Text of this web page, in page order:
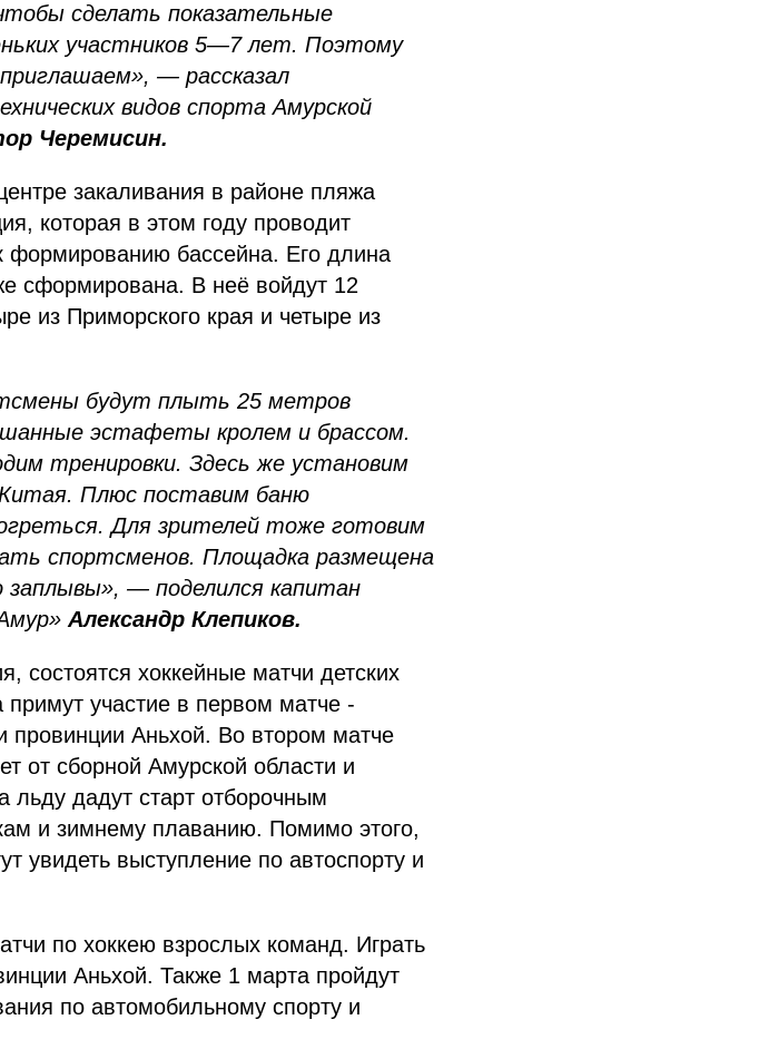
сделать показательные
участников 5—7 лет. Поэтому
— рассказал
видов спорта Амурской
Черемисин.
закаливания в районе пляжа
которая в этом году проводит
формированию бассейна. Его длина
сформирована. В неё войдут 12
из Приморского края и четыре из
будут плыть 25 метров
эстафеты кролем и брассом.
тренировки. Здесь же установим
Плюс поставим баню
Для зрителей тоже готовим
спортсменов. Площадка размещена
— поделился капитан
Александр Клепиков.
хоккейные матчи детских
участие в первом матче -
провинции Аньхой. Во втором матче
от сборной Амурской области и
льду дадут старт отборочным
и зимнему плаванию. Помимо этого,
увидеть выступление по автоспорту и
по хоккею взрослых команд. Играть
Аньхой. Также 1 марта пройдут
по автомобильному спорту и